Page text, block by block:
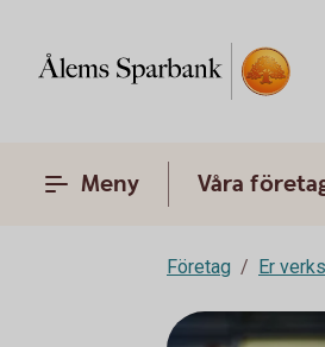
Meny Våra
Företag Er